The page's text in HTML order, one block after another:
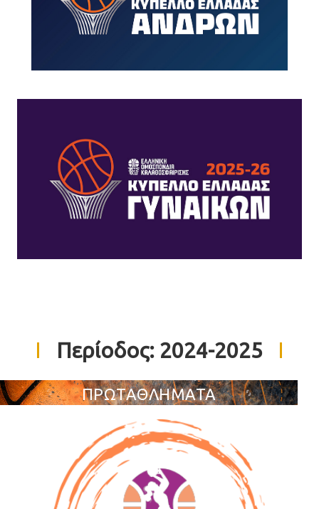
Περίοδος: 2024-2025
ΠΡΩΤΑΘΛΗΜΑΤΑ